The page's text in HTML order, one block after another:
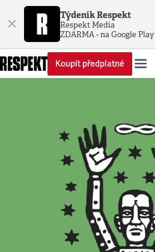
× Týdeník Respekt
Respekt Media
ZDARMA - na Google Play
Koupit předplatné